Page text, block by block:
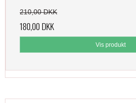
210,00 DKK
180,00 DKK
Vis produkt